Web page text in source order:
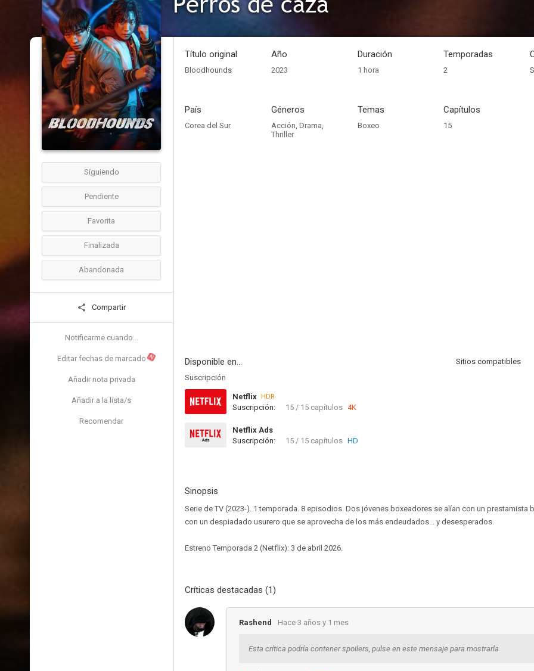
Siguiendo
Pendiente
Favorita
Finalizada
Abandonada
Compartir
Notificarme cuando...
Editar fechas de marcado N
Añadir nota privada
Añadir a la lista/s
Recomendar
Título original
Bloodhounds
Año
2023
Duración
1 hora
Temporadas
2
País
Corea del Sur
Géneros
Acción, Drama,
Thriller
Temas
Boxeo
Capítulos
15
Disponible en...
Sitios compatibles
Suscripción
Netflix HDR
Suscripción: 15 / 15 capítulos 4K
Netflix Ads
Suscripción:
15 / 15 capítulos HD
Sinopsis
Serie de TV (2023-). 1 temporada. 8 episodios. Dos jóvenes boxeadores se alían con un prestamista
con un despiadado usurero que se aprovecha de los más endeudados... y desesperados.
Estreno Temporada 2 (Netflix): 3 de abril 2026.
Críticas destacadas (1)
Rashend Hace 3 años y 1 mes
Esta crítica podría contener spoilers, pulse en este mensaje para mostrarla